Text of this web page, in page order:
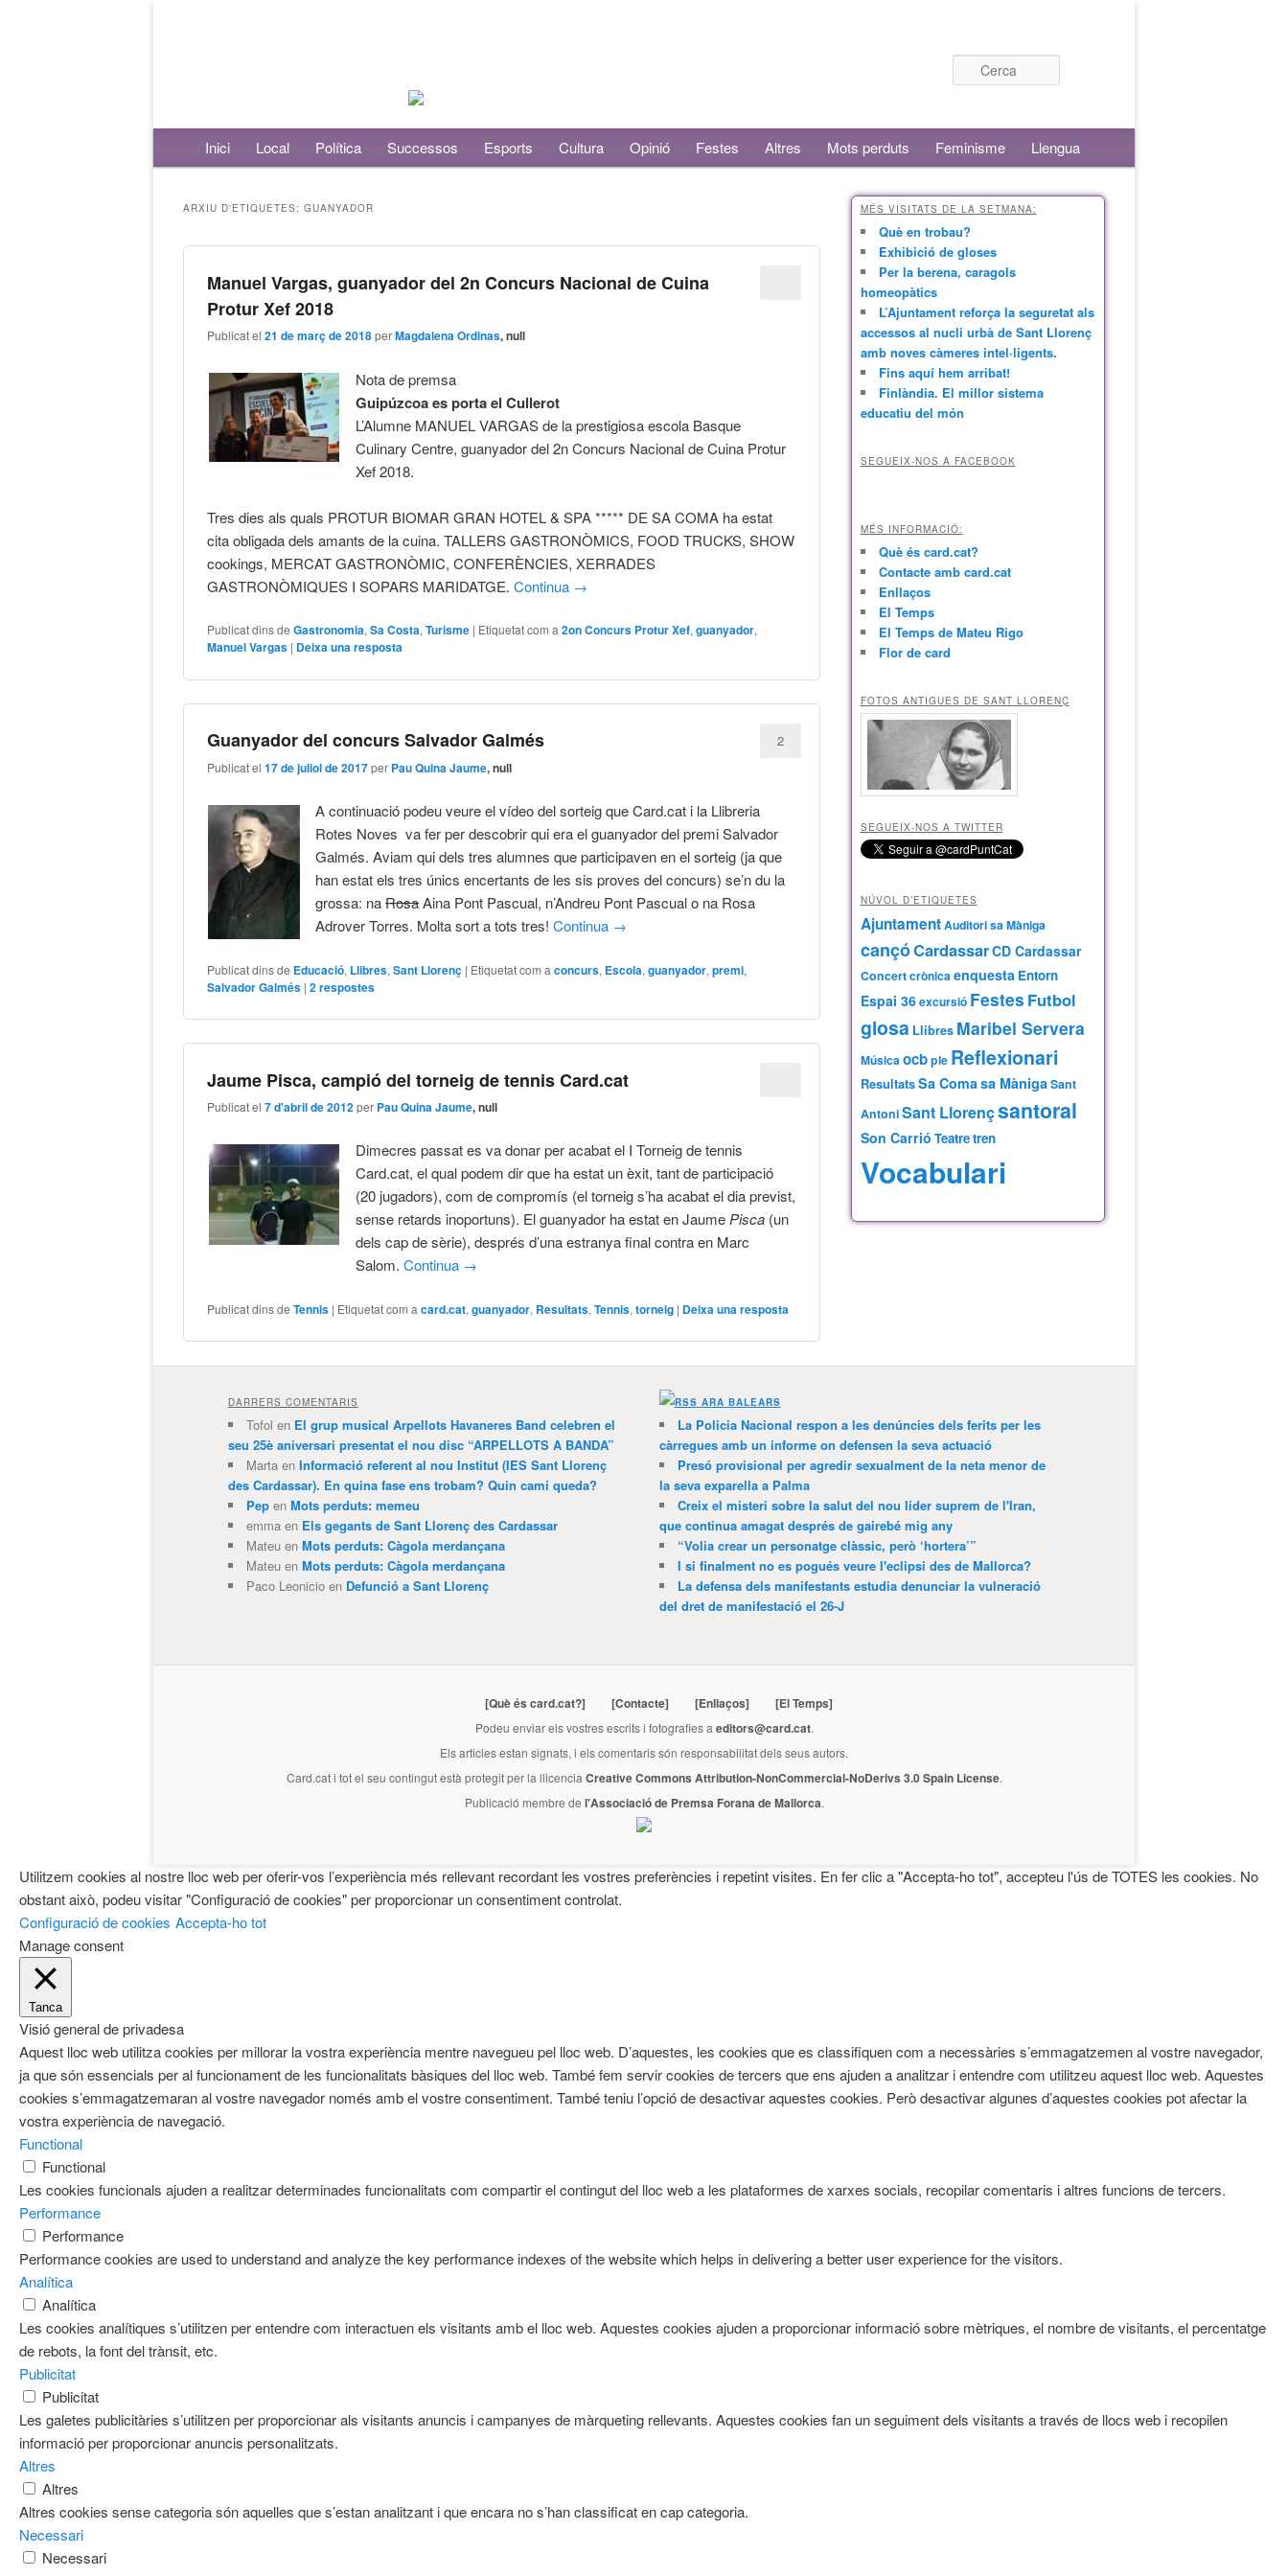
Menú principalAneu al contingut principal
Aneu al contingut secundari
Inici Local Política Successos Esports Cultura Opinió Festes Altres Mots perduts Feminisme Llengua
ARXIU D'ETIQUETES: GUANYADOR
Manuel Vargas, guanyador del 2n Concurs Nacional de Cuina
Protur Xef 2018
Publicat el21 de març de 2018perMagdalena Ordinas, null
Nota de premsa
Guipúzcoa es porta el Cullerot
L’Alumne MANUEL VARGAS de la prestigiosa escola Basque
Culinary Centre, guanyador del 2n Concurs Nacional de Cuina Protur
Xef 2018.
Tres dies als quals PROTUR BIOMAR GRAN HOTEL & SPA ***** DE SA COMA ha estat
cita obligada dels amants de la cuina. TALLERS GASTRONÒMICS, FOOD TRUCKS, SHOW
cookings, MERCAT GASTRONÒMIC, CONFERÈNCIES, XERRADES
GASTRONÒMIQUES I SOPARS MARIDATGE.Continua →
Publicat dins de Gastronomia,Sa Costa,Turisme | Etiquetat com a 2on Concurs Protur Xef,guanyador,
Manuel Vargas | Deixa una resposta
Guanyador del concurs Salvador Galmés
Publicat el17 de juliol de 2017per Pau Quina Jaume, null
2
A continuació podeu veure el vídeo del sorteig que Card.cat i la Llibreria
Rotes Noves va fer per descobrir qui era el guanyador del premi Salvador
Galmés. Aviam qui dels tres alumnes que participaven en el sorteig (ja que
han estat els tres únics encertants de les sis proves del concurs) se’n du la
grossa: naRosaAina Pont Pascual, n’Andreu Pont Pascual o na Rosa
Adrover Torres. Molta sort a tots tres!Continua →
Publicat dins de Educació, Llibres,Sant Llorenç | Etiquetat com a concurs, Escola,guanyador,premi,
Salvador Galmés |2respostes
Jaume Pisca, campió del torneig de tennis Card.cat
Publicat el7 d'abril de 2012per Pau Quina Jaume, null
Dimecres passat es va donar per acabat el I Torneig de tennis
Card.cat, el qual podem dir que ha estat un èxit, tant de participació
(20 jugadors), com de compromís (el torneig s’ha acabat el dia previst,
sense retards inoportuns). El guanyador ha estat en JaumePisca (un
dels cap de sèrie), després d’una estranya final contra en Marc
Salom.Continua →
Publicat dins de Tennis | Etiquetat com a card.cat,guanyador, Resultats,Tennis,torneig | Deixa una resposta
MÉS VISITATS DE LA SETMANA:
Què en trobau?
Exhibició de gloses
Per la berena, caragols
homeopàtics
L’Ajuntament reforça la seguretat als
accessos al nucli urbà de Sant Llorenç
amb noves càmeres intel·ligents.
Fins aquí hem arribat!
Finlàndia. El millor sistema
educatiu del món
SEGUEIX-NOS A FACEBOOK
MÉS INFORMACIÓ:
Què és card.cat?
Contacte amb card.cat
Enllaços
El Temps
El Temps de Mateu Rigo
Flor de card
FOTOS ANTIGUES DE SANT LLORENÇ
SEGUEIX-NOS A TWITTER
NÚVOL D’ETIQUETES
AjuntamentAuditori sa Màniga
cançóCardassarCD Cardassar
Concertcrònicaenquesta Entorn
Espai 36excursió Festes Futbol
glosa Llibres Maribel Servera
Músicaocbple Reflexionari
ResultatsSa Comasa MànigaSant
AntoniSant Llorençsantoral
Son Carrió Teatretren
Vocabulari
DARRERS COMENTARIS
Tofol en El grup musical Arpellots Havaneres Band celebren el
seu 25è aniversari presentat el nou disc “ARPELLOTS A BANDA”
Martaen Informació referent al nou Institut (IES Sant Llorenç
des Cardassar). En quina fase ens trobam? Quin camí queda?
Pepen Mots perduts: memeu
emmaen Els gegants de Sant Llorenç des Cardassar
Mateuen Mots perduts: Càgola merdançana
Mateuen Mots perduts: Càgola merdançana
Paco Leonicioen Defunció a Sant Llorenç
ARA BALEARS
La Policia Nacional respon a les denúncies dels ferits per les
càrregues amb un informe on defensen la seva actuació
Presó provisional per agredir sexualment de la neta menor de
la seva exparella a Palma
Creix el misteri sobre la salut del nou líder suprem de l'Iran,
que continua amagat després de gairebé mig any
“Volia crear un personatge clàssic, però ‘hortera’”
I si finalment no es pogués veure l'eclipsi des de Mallorca?
La defensa dels manifestants estudia denunciar la vulneració
del dret de manifestació el 26-J
[Què és card.cat?] [Contacte] [Enllaços] [El Temps]
Podeu enviar els vostres escrits i fotografies a editors@card.cat.
Els articles estan signats, i els comentaris són responsabilitat dels seus autors.
Card.cati tot el seu contingut està protegit per la llicencia Creative Commons Attribution-NonCommercial-NoDerivs 3.0 Spain License.
Publicació membre de l'Associació de Premsa Forana de Mallorca.
Utilitzem cookies al nostre lloc web per oferir-vos l’experiència més rellevant recordant les vostres preferències i repetint visites. En fer clic a "Accepta-ho tot", accepteu l'ús de TOTES les cookies. No
obstant això, podeu visitar "Configuració de cookies" per proporcionar un consentiment controlat.
Configuració de cookies Accepta-ho tot
Manage consent
Tanca
Visió general de privadesa
Aquest lloc web utilitza cookies per millorar la vostra experiència mentre navegueu pel lloc web. D’aquestes, les cookies que es classifiquen com a necessàries s’emmagatzemen al vostre navegador,
ja que són essencials per al funcionament de les funcionalitats bàsiques del lloc web. També fem servir cookies de tercers que ens ajuden a analitzar i entendre com utilitzeu aquest lloc web. Aquestes
cookies s’emmagatzemaran al vostre navegador només amb el vostre consentiment. També teniu l’opció de desactivar aquestes cookies. Però desactivar algunes d’aquestes cookies pot afectar la
vostra experiència de navegació.
Functional
Functional
Les cookies funcionals ajuden a realitzar determinades funcionalitats com compartir el contingut del lloc web a les plataformes de xarxes socials, recopilar comentaris i altres funcions de tercers.
Performance
Performance
Performance cookies are used to understand and analyze the key performance indexes of the website which helps in delivering a better user experience for the visitors.
Analítica
Analítica
Les cookies analítiques s’utilitzen per entendre com interactuen els visitants amb el lloc web. Aquestes cookies ajuden a proporcionar informació sobre mètriques, el nombre de visitants, el percentatge
de rebots, la font del trànsit, etc.
Publicitat
Publicitat
Les galetes publicitàries s’utilitzen per proporcionar als visitants anuncis i campanyes de màrqueting rellevants. Aquestes cookies fan un seguiment dels visitants a través de llocs web i recopilen
informació per proporcionar anuncis personalitzats.
Altres
Altres
Altres cookies sense categoria són aquelles que s’estan analitzant i que encara no s’han classificat en cap categoria.
Necessari
Necessari